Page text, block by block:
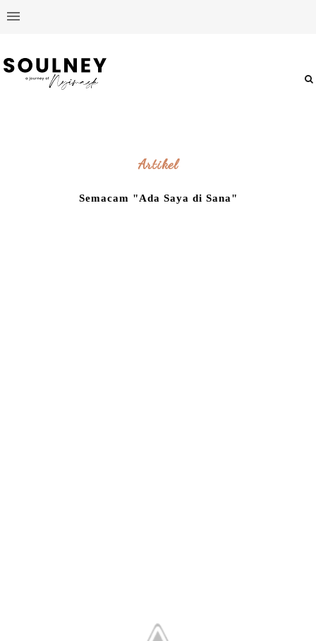
Artikel
Semacam "Ada Saya di Sana"